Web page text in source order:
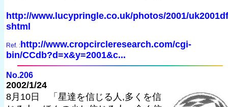
http://www.lucypringle.co.uk/photos/2001/
shtml
Ref. : http://www.cropcircleresearch.com/cgi-
bin/CCdb?d=x&y=2001&c...
No.206
2002/1/24
8月10日 「星達を信じる人,多くを信